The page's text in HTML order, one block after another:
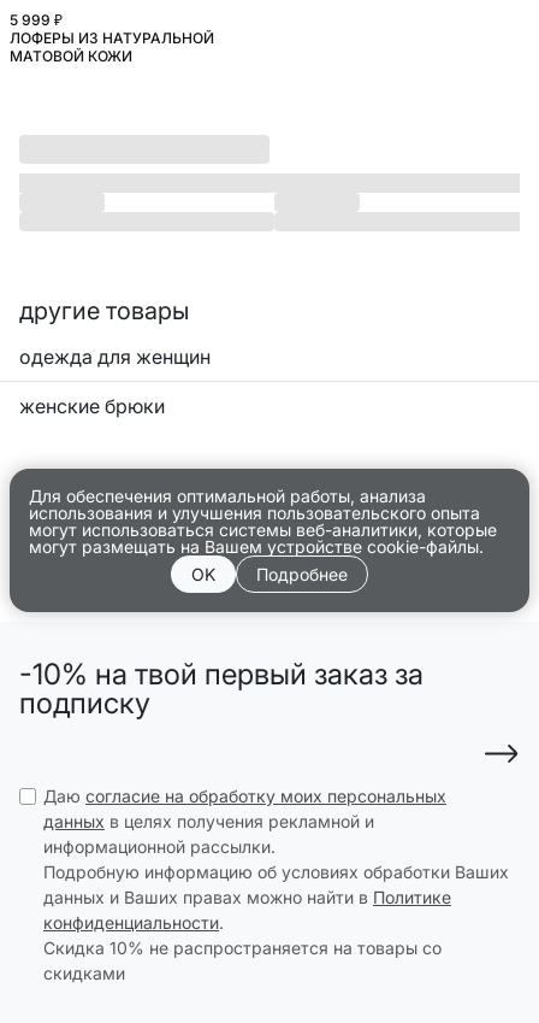
5 999 ₽
ЛОФЕРЫ ИЗ НАТУРАЛЬНОЙ
МАТОВОЙ КОЖИ
другие товары
одежда для женщин
женские брюки
Для обеспечения оптимальной работы, анализа
использования и улучшения пользовательского опыта
могут использоваться системы веб-аналитики, которые
могут размещать на Вашем устройстве cookie-файлы.
OK
Подробнее
-10% на твой первый заказ за
подписку
Даю согласие на обработку моих персональных
данных в целях получения рекламной и
информационной рассылки.
Подробную информацию об условиях обработки Ваших
данных и Ваших правах можно найти в Политике
конфиденциальности.
Скидка 10% не распространяется на товары со
скидками